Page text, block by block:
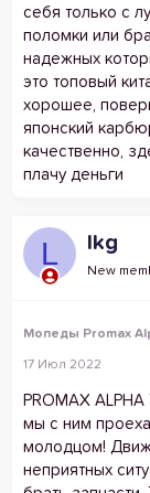
себя только с
поломки или
надежных
это топовый
хорошее,
японский
качественно,
плачу деньги
L lkg
New
Мопеды Promax
17 Июл 2022
PROMAX
мы с ним
молодцом!
неприятных